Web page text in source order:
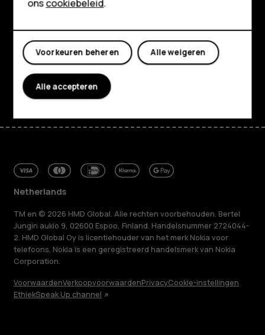
Shop
Mijn account
Over ons
Planet and people
Klantenservice
FacebookInstagram
Tiktok Youtube
Netherlands
TM en © 2026 HMD Global. Alle rechten voorbehouden. Bertel
Jungin aukio 9, 02600 Espoo, Finland. Handelsnummer 2724044-
2. HMD Global Oy is licentiehouder van het merk Nokia voor
telefoons. Nokia is een geregistreerd handelsmerk van Nokia
Corporation.
VoorwaardenVerkoopvoorwaardenPrivacyCookie-instellingen
EthiekSpeak Up channel
onscookiebeleid.
Alle weigeren
Voorkeuren beheren
Alle accepteren